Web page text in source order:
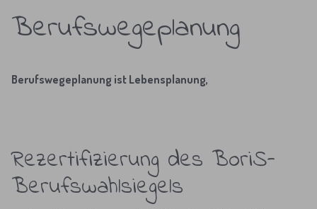
Berufswegeplanung
Berufswegeplanung ist Lebensplanung,
Rezertifizierung des BoriS-
Berufswahlsiegels